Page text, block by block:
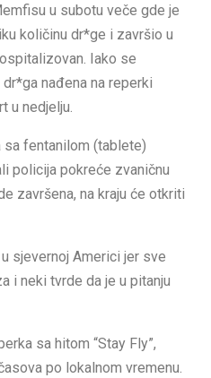
u subotu veče gde je
količinu dr*ge i završio u
Iako se
nađena na reperki
u nedjelju.
sa fentanilom (tablete)
policija pokreće zvaničnu
završena, na kraju će otkriti
sjevernoj Americi jer sve
i neki tvrde da je u pitanju
sa hitom “Stay Fly”,
po lokalnom vremenu.